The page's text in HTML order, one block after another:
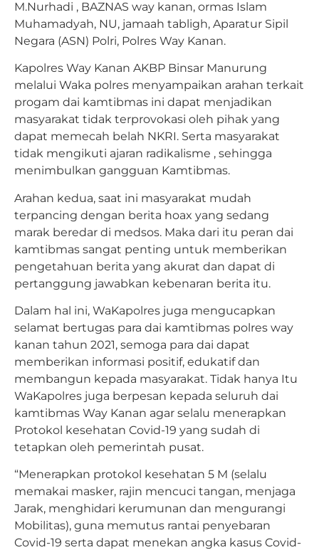
M.Nurhadi , BAZNAS way kanan, ormas Islam
Muhamadyah, NU, jamaah tabligh, Aparatur Sipil
Negara (ASN) Polri, Polres Way Kanan.
Kapolres Way Kanan AKBP Binsar Manurung
melalui Waka polres menyampaikan arahan terkait
progam dai kamtibmas ini dapat menjadikan
masyarakat tidak terprovokasi oleh pihak yang
dapat memecah belah NKRI. Serta masyarakat
tidak mengikuti ajaran radikalisme , sehingga
menimbulkan gangguan Kamtibmas.
Arahan kedua, saat ini masyarakat mudah
terpancing dengan berita hoax yang sedang
marak beredar di medsos. Maka dari itu peran dai
kamtibmas sangat penting untuk memberikan
pengetahuan berita yang akurat dan dapat di
pertanggung jawabkan kebenaran berita itu.
Dalam hal ini, WaKapolres juga mengucapkan
selamat bertugas para dai kamtibmas polres way
kanan tahun 2021, semoga para dai dapat
memberikan informasi positif, edukatif dan
membangun kepada masyarakat. Tidak hanya Itu
WaKapolres juga berpesan kepada seluruh dai
kamtibmas Way Kanan agar selalu menerapkan
Protokol kesehatan Covid-19 yang sudah di
tetapkan oleh pemerintah pusat.
“Menerapkan protokol kesehatan 5 M (selalu
memakai masker, rajin mencuci tangan, menjaga
Jarak, menghidari kerumunan dan mengurangi
Mobilitas), guna memutus rantai penyebaran
Covid-19 serta dapat menekan angka kasus Covid-